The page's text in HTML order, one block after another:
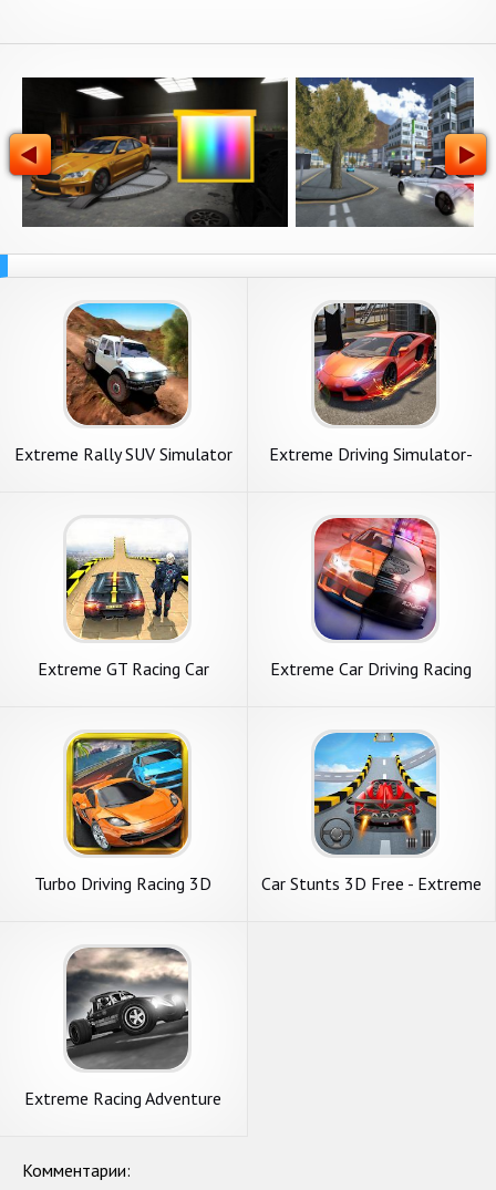
Extreme Rally SUV Simulator
Extreme Driving Simulator-
Extreme GT Racing Car
Extreme Car Driving Racing
Turbo Driving Racing 3D
Car Stunts 3D Free - Extreme
Extreme Racing Adventure
Комментарии: